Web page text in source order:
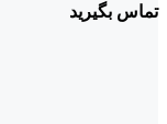
تماس بگیرید